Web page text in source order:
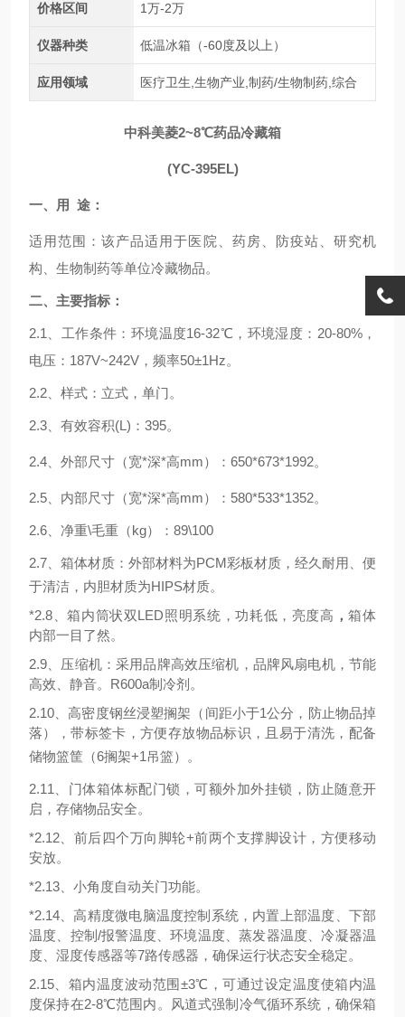
价格区间 1万-2万
仪器种类 低温冰箱（-60度及以上）
应用领域 医疗卫生,生物产业,制药/生物制药,综合
中科美菱2~8℃药品冷藏箱
(YC-395EL)
一、用 途：
适用范围：该产品适用于医院、药房、防疫站、研究机
构、生物制药等单位冷藏物品。
二、主要指标：
2.1 工作条件：环境温度16-32℃，环境湿度： 20-80%，
电压： 187V~242V ，频率50±1Hz。
2.2 、样式 ： 立式 ， 单门。
2.3、 有效容积(L ) ： 395。
2.4、外部尺寸 （宽*深*高mm） ： 650*673*1992。
2.5、 内部尺寸 （宽*深*高mm） ： 580*533*1352。
2.6、净重\毛重（kg）： 89\100
2.7、 箱体材质 ：外部材料为PCM彩板材质 ，经久耐用、便
于清洁，内胆材质为HIPS材质。
*2.8、箱内筒状双LED照明系统，功耗低，亮度高 ，箱体
内部一目了然。
2.9、压缩机：采用品牌高效压缩机，品牌风扇电机，节能
高效、静音。R600a制冷剂。
2.10、高密度钢丝浸塑搁架（间距小于1公分，防止物品掉
落），带标签卡，方便存放物品标识，且易于清洗，配备
储物篮筐（6搁架+1吊篮）。
2.11、门体箱体标配门锁，可额外加外挂锁，防止随意开
启，存储物品安全。
*2.12、前后四个万向脚轮+前两个支撑脚设计，方便移动
安放。
*2.13、小角度自动关门功能。
*2.14、高精度微电脑温度控制系统，内置上部温度、下部
温度、控制/报警温度、环境温度、蒸发器温度、冷凝器温
度、湿度传感器等7路传感器，确保运行状态安全稳定。
2.15、箱内温度波动范围±3℃，可通过设定温度使箱内温
度保持在2-8℃范围内。风道式强制冷气循环系统，确保箱